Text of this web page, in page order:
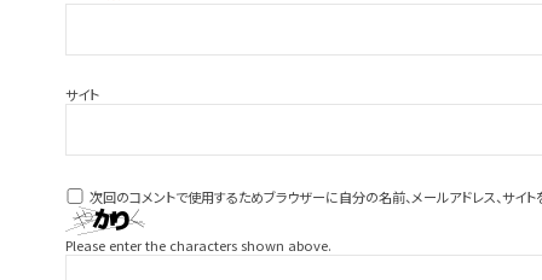
サイト
次回のコメントで使用するためブラウザーに自分の名前、メールアドレス、サイト
Please enter the characters shown above.